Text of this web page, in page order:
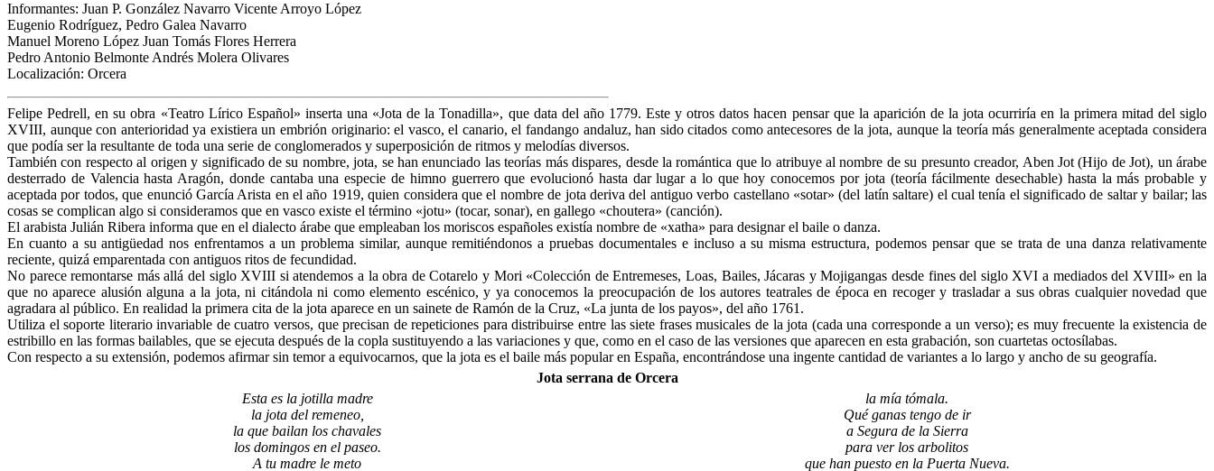
Informantes: Juan P. González Navarro Vicente Arroyo López
Eugenio Rodríguez, Pedro Galea Navarro
Manuel Moreno López Juan Tomás Flores Herrera
Pedro Antonio Belmonte Andrés Molera Olivares
Localización: Orcera
Felipe Pedrell, en su obra «Teatro Lírico Español» inserta una «Jota de la Tonadilla», que data del año 1779. Este y otros datos hacen pensar que la aparición de la jota ocurriría en la primera mitad del siglo
XVIII, aunque con anterioridad ya existiera un embrión originario: el vasco, el canario, el fandango andaluz, han sido citados como antecesores de la jota, aunque la teoría más generalmente aceptada considera
que podía ser la resultante de toda una serie de conglomerados y superposición de ritmos y melodías diversos.
También con respecto al origen y significado de su nombre, jota, se han enunciado las teorías más dispares, desde la romántica que lo atribuye al nombre de su presunto creador, Aben Jot (Hijo de Jot), un árabe
desterrado de Valencia hasta Aragón, donde cantaba una especie de himno guerrero que evolucionó hasta dar lugar a lo que hoy conocemos por jota (teoría fácilmente desechable) hasta la más probable y
aceptada por todos, que enunció García Arista en el año 1919, quien considera que el nombre de jota deriva del antiguo verbo castellano «sotar» (del latín saltare) el cual tenía el significado de saltar y bailar; las
cosas se complican algo si consideramos que en vasco existe el término «jotu» (tocar, sonar), en gallego «choutera» (canción).
El arabista Julián Ribera informa que en el dialecto árabe que empleaban los moriscos españoles existía nombre de «xatha» para designar el baile o danza.
En cuanto a su antigüedad nos enfrentamos a un problema similar, aunque remitiéndonos a pruebas documentales e incluso a su misma estructura, podemos pensar que se trata de una danza relativamente
reciente, quizá emparentada con antiguos ritos de fecundidad.
No parece remontarse más allá del siglo XVIII si atendemos a la obra de Cotarelo y Mori «Colección de Entremeses, Loas, Bailes, Jácaras y Mojigangas desde fines del siglo XVI a mediados del XVIII» en la
que no aparece alusión alguna a la jota, ni citándola ni como elemento escénico, y ya conocemos la preocupación de los autores teatrales de época en recoger y trasladar a sus obras cualquier novedad que
agradara al público. En realidad la primera cita de la jota aparece en un sainete de Ramón de la Cruz, «La junta de los payos», del año 1761.
Utiliza el soporte literario invariable de cuatro versos, que precisan de repeticiones para distribuirse entre las siete frases musicales de la jota (cada una corresponde a un verso); es muy frecuente la existencia de
estribillo en las formas bailables, que se ejecuta después de la copla sustituyendo a las variaciones y que, como en el caso de las versiones que aparecen en esta grabación, son cuartetas octosílabas.
Con respecto a su extensión, podemos afirmar sin temor a equivocarnos, que la jota es el baile más popular en España, encontrándose una ingente cantidad de variantes a lo largo y ancho de su geografía.
Jota serrana de Orcera
Esta es la jotilla madre
la jota del remeneo,
la que bailan los chavales
los domingos en el paseo.
A tu madre le meto
la mía tómala.
Qué ganas tengo de ir
a Segura de la Sierra
para ver los arbolitos
que han puesto en la Puerta Nueva.